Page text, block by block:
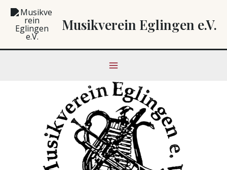
Zum
Inhalt
springen
Musikverein Eglingen e.V.
Menu